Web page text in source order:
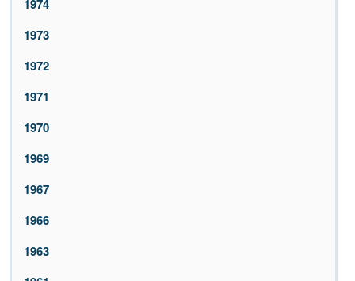
1974
1973
1972
1971
1970
1969
1967
1966
1963